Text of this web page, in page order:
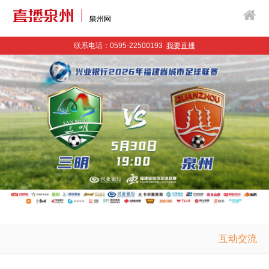
联系电话：0595-22500193 我要直播
互动交流